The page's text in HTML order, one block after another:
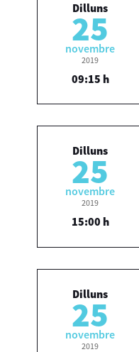
Dilluns
25
novembre
2019
09:15 h
Dilluns
25
novembre
2019
15:00 h
Dilluns
25
novembre
2019